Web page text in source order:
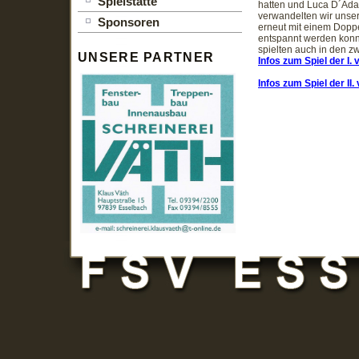
Sponsoren
UNSERE PARTNER
hatten und Luca
verwandelten wir
erneut mit einem
entspannt werden
spielten auch in den
Infos zum Spiel der I.
Infos zum Spiel der II.